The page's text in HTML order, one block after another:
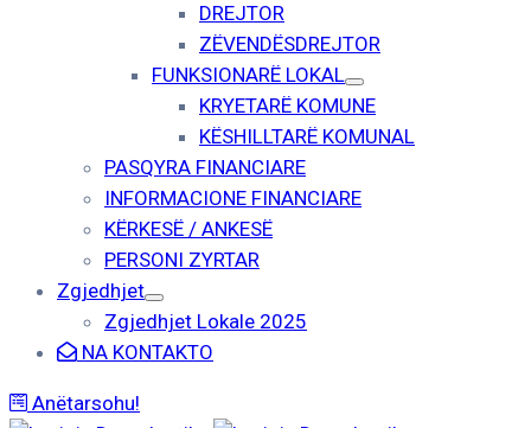
DREJTOR
ZËVENDËSDREJTOR
FUNKSIONARË LOKAL
KRYETARË KOMUNE
KËSHILLTARË KOMUNAL
PASQYRA FINANCIARE
INFORMACIONE FINANCIARE
KËRKESË / ANKESË
PERSONI ZYRTAR
Zgjedhjet
Zgjedhjet Lokale 2025
NA KONTAKTO
Anëtarsohu!